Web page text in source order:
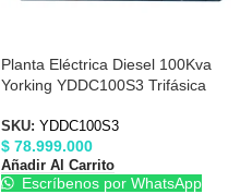
Planta Eléctrica Diesel 100Kva
Yorking YDDC100S3 Trifásica
SKU: YDDC100S3
$ 78.999.000
Añadir Al Carrito
Escríbenos por WhatsApp